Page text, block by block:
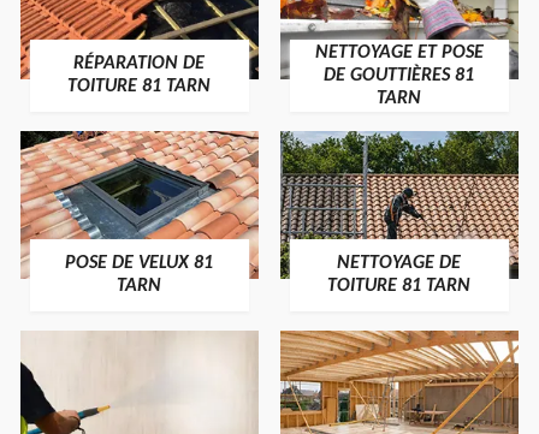
RÉPARATION DE
TOITURE 81 TARN
NETTOYAGE ET POSE
DE GOUTTIÈRES 81
TARN
POSE DE VELUX 81
TARN
NETTOYAGE DE
TOITURE 81 TARN